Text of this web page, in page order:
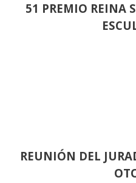
51 PREMIO REINA
REUNIÓN DEL